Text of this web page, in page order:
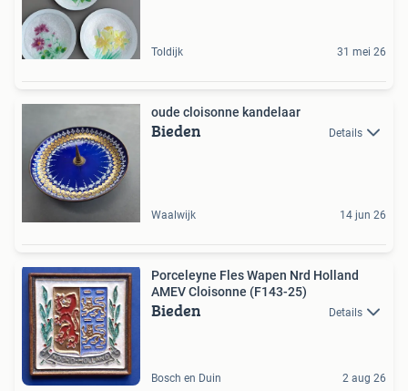
Toldijk 31 mei 26
oude cloisonne kandelaar
Bieden Details
Waalwijk 14 jun 26
Porceleyne Fles Wapen Nrd Holland
AMEV Cloisonne (F143-25)
Bieden Details
Bosch en Duin 2 aug 26